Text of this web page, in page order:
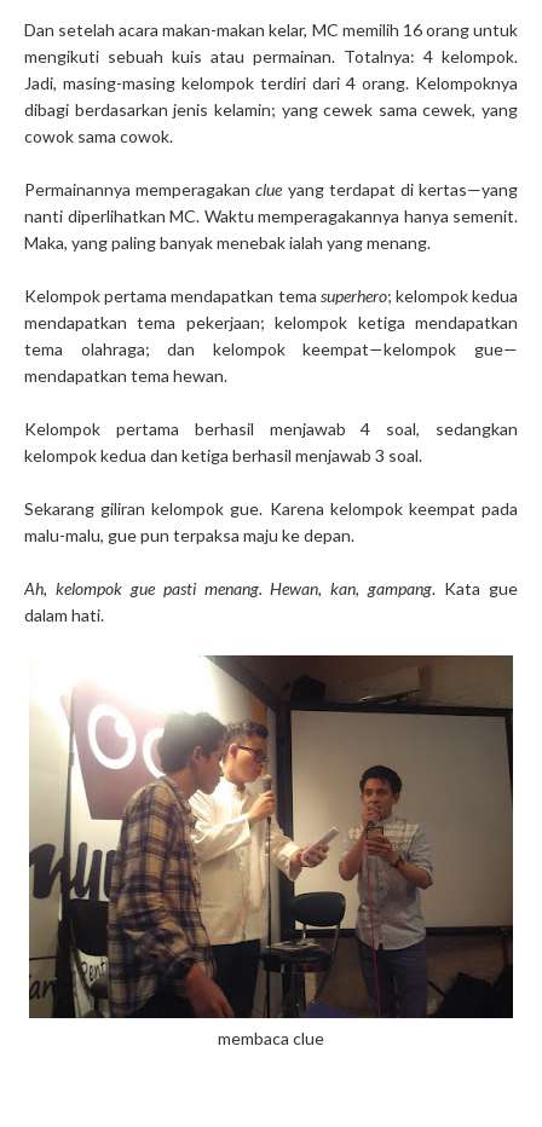
Dan setelah acara makan-makan kelar, MC memilih 16 orang untuk
mengikuti sebuah kuis atau permainan. Totalnya: 4 kelompok.
Jadi, masing-masing kelompok terdiri dari 4 orang. Kelompoknya
dibagi berdasarkan jenis kelamin; yang cewek sama cewek, yang
cowok sama cowok.
Permainannya memperagakanclue yang terdapat di kertas—yang
nanti diperlihatkan MC. Waktu memperagakannya hanya semenit.
Maka, yang paling banyak menebak ialah yang menang.
Kelompok pertama mendapatkan tema superhero; kelompok kedua
mendapatkan tema pekerjaan; kelompok ketiga mendapatkan
tema olahraga; dan kelompok keempat—kelompok gue—
mendapatkan tema hewan.
Kelompok pertama berhasil menjawab 4 soal, sedangkan
kelompok kedua dan ketiga berhasil menjawab 3 soal.
Sekarang giliran kelompok gue. Karena kelompok keempat pada
malu-malu, gue pun terpaksa maju ke depan.
Ah, kelompok gue pasti menang. Hewan, kan, gampang. Kata gue
dalam hati.
membaca clue